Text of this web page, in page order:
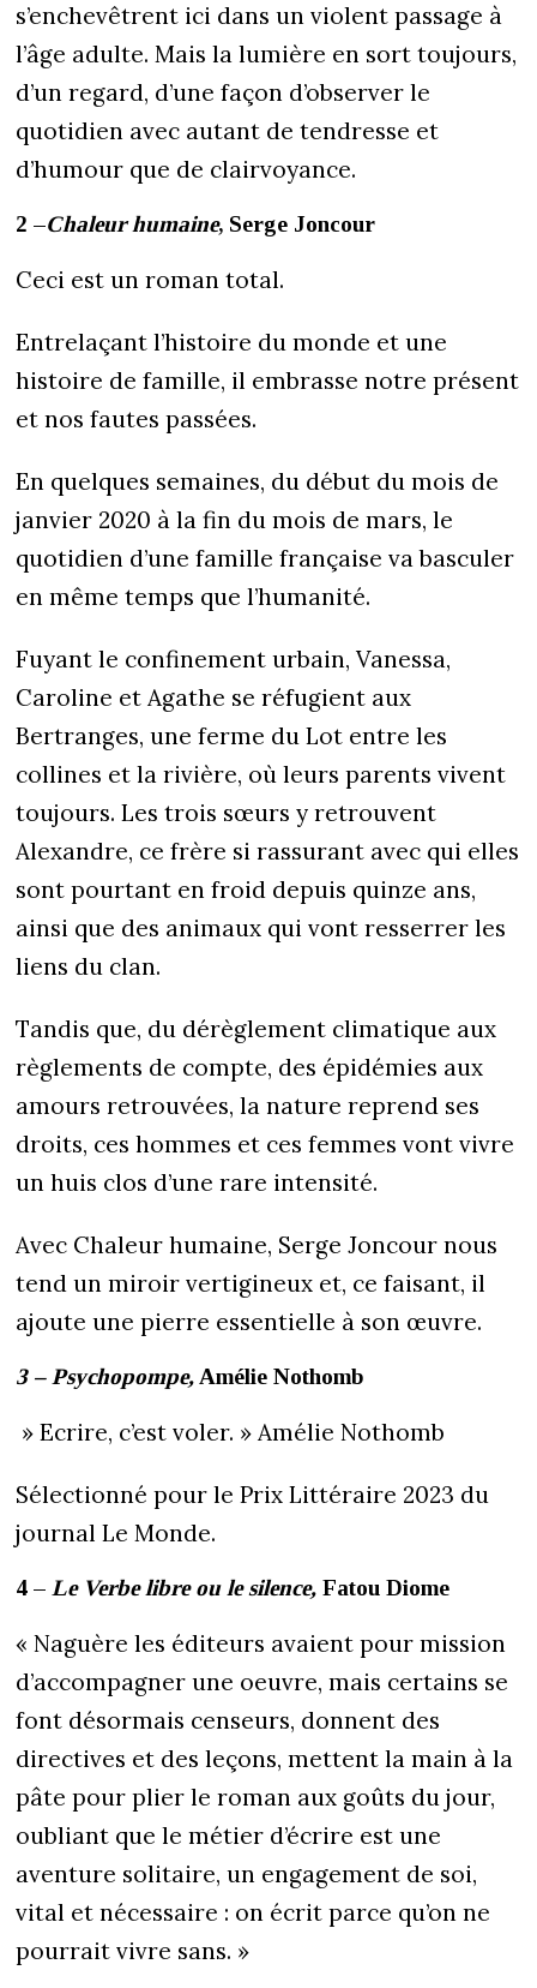
s’enchevêtrent ici dans un violent passage à
l’âge adulte. Mais la lumière en sort toujours,
d’un regard, d’une façon d’observer le
quotidien avec autant de tendresse et
d’humour que de clairvoyance.
2 –Chaleur humaine, Serge Joncour
Ceci est un roman total.
Entrelaçant l’histoire du monde et une
histoire de famille, il embrasse notre présent
et nos fautes passées.
En quelques semaines, du début du mois de
janvier 2020 à la fin du mois de mars, le
quotidien d’une famille française va basculer
en même temps que l’humanité.
Fuyant le confinement urbain, Vanessa,
Caroline et Agathe se réfugient aux
Bertranges, une ferme du Lot entre les
collines et la rivière, où leurs parents vivent
toujours. Les trois sœurs y retrouvent
Alexandre, ce frère si rassurant avec qui elles
sont pourtant en froid depuis quinze ans,
ainsi que des animaux qui vont resserrer les
liens du clan.
Tandis que, du dérèglement climatique aux
règlements de compte, des épidémies aux
amours retrouvées, la nature reprend ses
droits, ces hommes et ces femmes vont vivre
un huis clos d’une rare intensité.
Avec Chaleur humaine, Serge Joncour nous
tend un miroir vertigineux et, ce faisant, il
ajoute une pierre essentielle à son œuvre.
3 – Psychopompe,Amélie Nothomb
» Ecrire, c’est voler. » Amélie Nothomb
Sélectionné pour le Prix Littéraire 2023 du
journal Le Monde.
4 –Le Verbe libre ou le silence, Fatou Diome
« Naguère les éditeurs avaient pour mission
d’accompagner une oeuvre, mais certains se
font désormais censeurs, donnent des
directives et des leçons, mettent la main à la
pâte pour plier le roman aux goûts du jour,
oubliant que le métier d’écrire est une
aventure solitaire, un engagement de soi,
vital et nécessaire : on écrit parce qu’on ne
pourrait vivre sans. »